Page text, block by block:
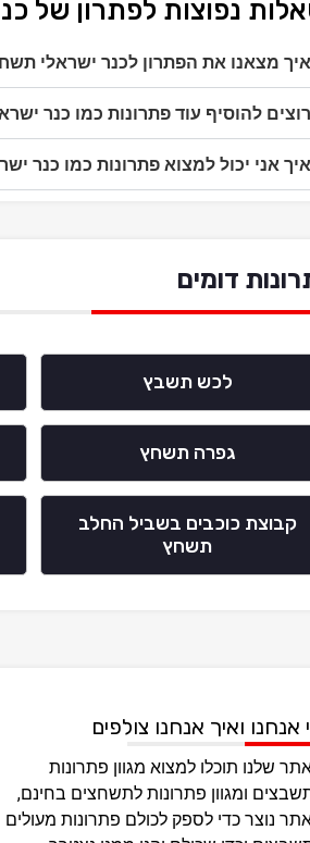
נפוצות לפתרון של
איך מצאנו את הפתרון לכנר ישראלי
רוצים להוסיף עוד פתרונות כמו כנר
איך אני יכול למצוא פתרונות כמו כנר
דומים
לכש תשבץ
גפרה תשחץ
קבוצת כוכבים בשביל החלב
תשחץ
אנחנו ואיך אנחנו צולפים
שלנו תוכלו למצוא מגוון פתרונות
ומגוון פתרונות לתשחצים בחינם,
נוצר כדי לספק לכולם פתרונות מעולים